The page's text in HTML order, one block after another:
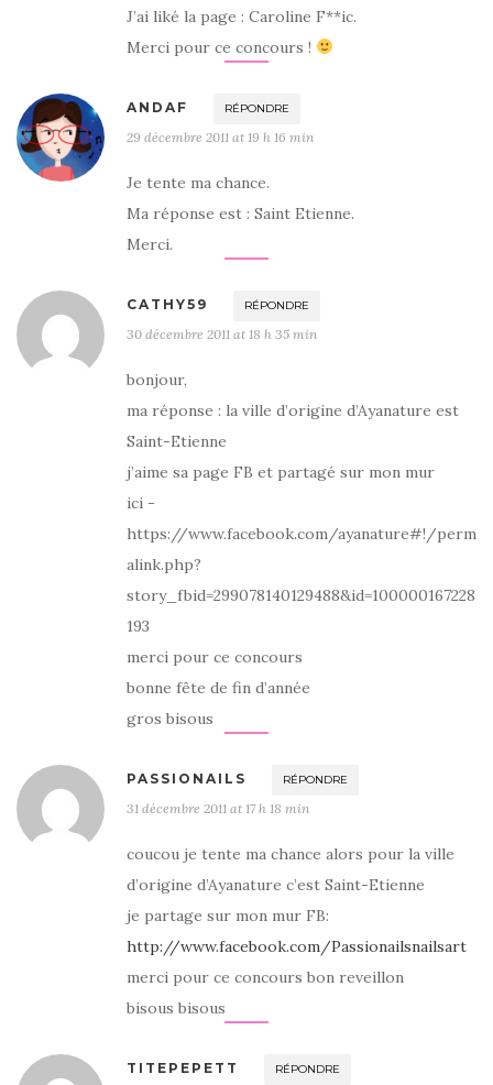
J’ai liké la page : Caroline F**ic.
Merci pour ce concours !
ANDAF RÉPONDRE
29 décembre 2011 at 19 h 16 min
Je tente ma chance.
Ma réponse est : Saint Etienne.
Merci.
CATHY59 RÉPONDRE
30 décembre 2011 at 18 h 35 min
bonjour,
ma réponse : la ville d’origine d’Ayanature est
Saint-Etienne
j’aime sa page FB et partagé sur mon mur
ici -
https://www.facebook.com/ayanature#!/perm
alink.php?
story_fbid=299078140129488&id=100000167228
193
merci pour ce concours
bonne fête de fin d’année
gros bisous
PASSIONAILS RÉPONDRE
31 décembre 2011 at 17 h 18 min
coucou je tente ma chance alors pour la ville
d’origine d’Ayanature c’est Saint-Etienne
je partage sur mon mur FB:
http://www.facebook.com/Passionailsnailsart
merci pour ce concours bon reveillon
bisous bisous
TITEPEPETT RÉPONDRE